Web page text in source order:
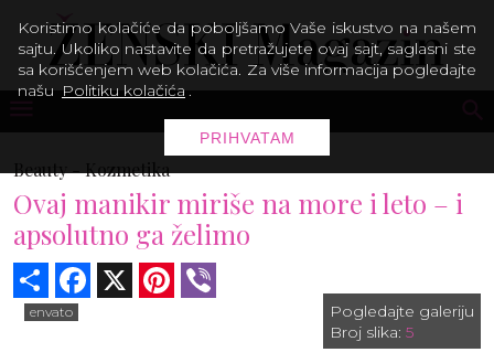
Beauty -Kozmetika
Ovaj manikir miriše na more i leto – i
apsolutno ga želimo
Share Facebook Pinterest
envato
Pogledajte galeriju
Broj slika: 5
Koristimo kolačiće da poboljšamo Vaše iskustvo na našem
sajtu. Ukoliko nastavite da pretražujete ovaj sajt, saglasni ste
sa korišćenjem web kolačića. Za više informacija pogledajte
našu Politiku kolačića .
PRIHVATAM